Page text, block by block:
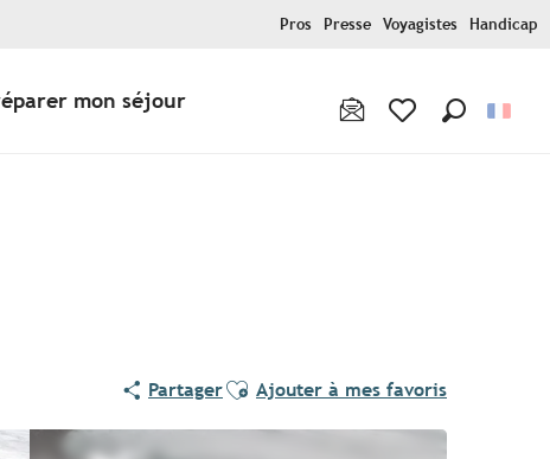
Pros Presse Voyagistes Handicap
mon séjour
PartagerAjouter aux favoris
Ajouter à mes favoris